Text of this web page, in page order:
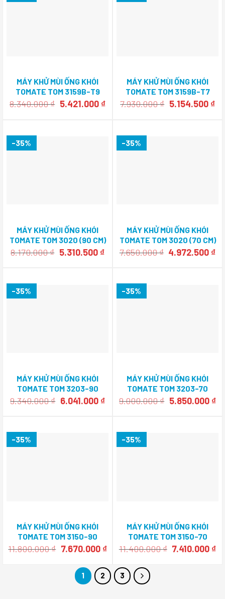
MÁY KHỬ MÙI ỐNG KHÓI
TOMATE TOM 3159B-T9
8.340.000₫ Giá
5.421.000 ₫Giá
5.421.000 ₫.
MÁY KHỬ MÙI ỐNG KHÓI
TOMATE TOM 3159B-T7
7.930.000₫ Giá
5.154.500 ₫
-35%
MÁY KHỬ MÙI ỐNG KHÓI
TOMATE TOM 3020 (90 CM)
8.170.000₫ Giá
5.310.500 ₫Giá
5.310.500 ₫.
-35%
MÁY KHỬ MÙI ỐNG KHÓI
TOMATE TOM 3020 (70 CM)
7.650.000₫ Giá
4.972.500 ₫
-35%
MÁY KHỬ MÙI ỐNG KHÓI
TOMATE TOM 3203-90
9.340.000₫ Giá
6.041.000 ₫Giá
6.041.000 ₫.
-35%
MÁY KHỬ MÙI ỐNG KHÓI
TOMATE TOM 3203-70
9.000.000₫ Giá
5.850.000 ₫
-35%
MÁY KHỬ MÙI ỐNG KHÓI
TOMATE TOM 3150-90
11.800.000₫ Giá
11.800.000 ₫.
7.670.000 ₫Giá
tại
là:
7.670.000 ₫.
-35%
MÁY KHỬ MÙI ỐNG KHÓI
TOMATE TOM 3150-70
11.400.000₫ Giá
7.410.000 ₫
1 2 3